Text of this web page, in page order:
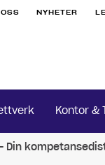
NYHETER
Kontor &
- Din